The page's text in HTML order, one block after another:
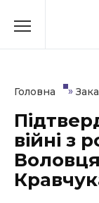
до
Культура
Освіта
Головна »
війні з